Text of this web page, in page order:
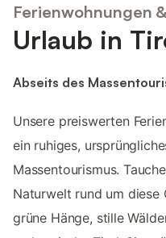
Ferienwohnungen
Urlaub in
Abseits des
Unsere preiswerten
ein ruhiges,
Massentourismus.
Naturwelt rund um
grüne Hänge, stille